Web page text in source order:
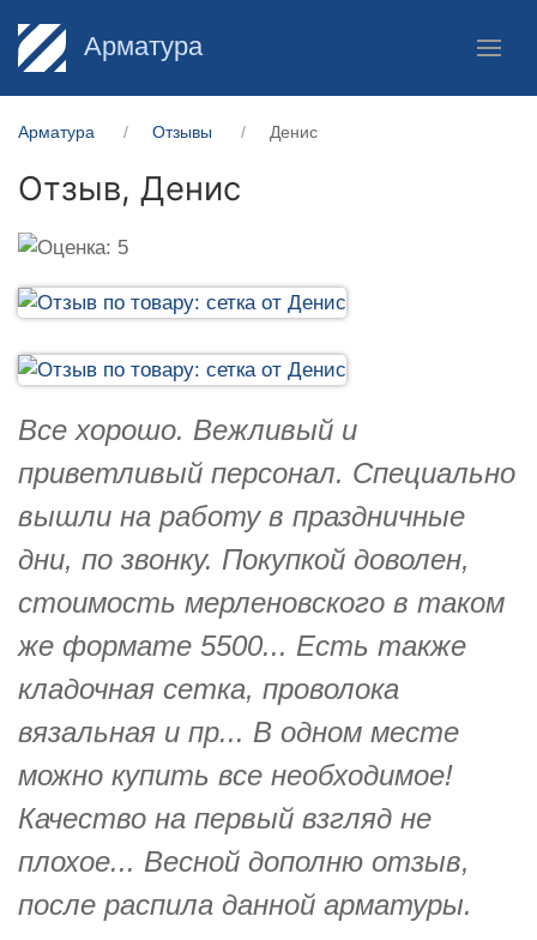
Арматура
Арматура Отзывы Денис
Отзыв, Денис
Все хорошо. Вежливый и
приветливый персонал. Специально
вышли на работу в праздничные
дни, по звонку. Покупкой доволен,
стоимость мерленовского в таком
же формате 5500... Есть также
кладочная сетка, проволока
вязальная и пр... В одном месте
можно купить все необходимое!
Качество на первый взгляд не
плохое... Весной дополню отзыв,
после распила данной арматуры.